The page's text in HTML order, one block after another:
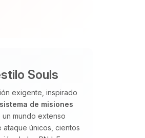
Souls
exigente, inspirado
sistema de misiones
mundo extenso
únicos, cientos